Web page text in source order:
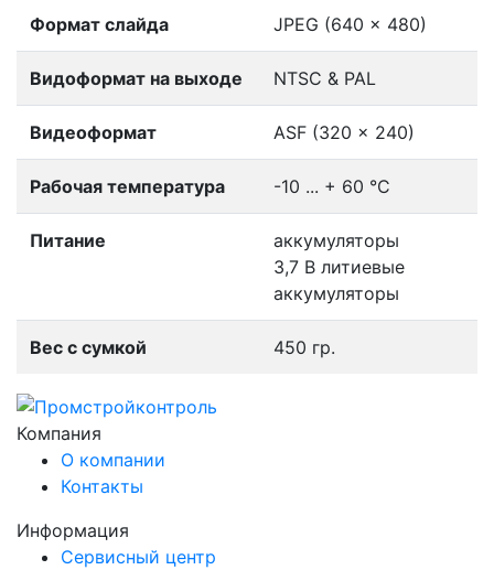
Формат слайда JPEG (640 x 480)
Видоформат на выходе NTSC & PAL
Видеоформат ASF (320 x 240)
Рабочая температура -10 ... + 60 °C
Питание
аккумуляторы
3,7 В литиевые
аккумуляторы
Вес с сумкой 450 гр.
Компания
О компании
Контакты
Информация
Сервисный центр